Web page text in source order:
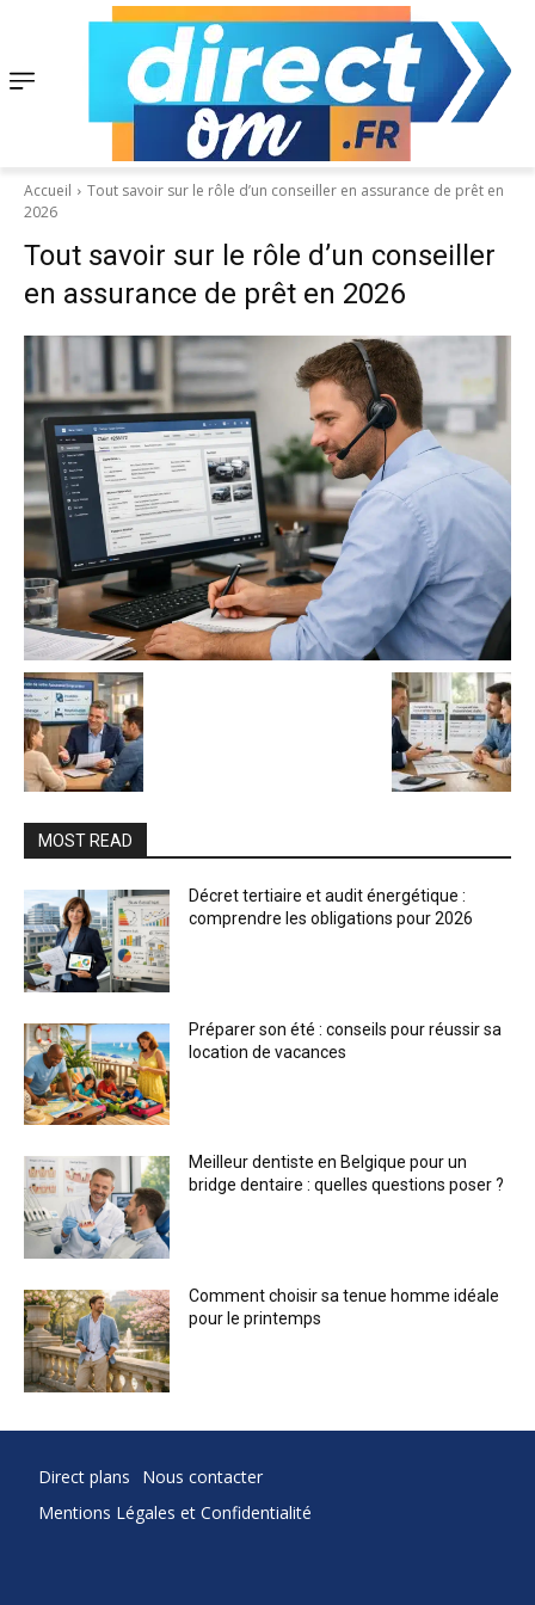
Accueil
Tout savoir sur le rôle d’un conseiller en assurance de prêt en
2026
Tout savoir sur le rôle d’un conseiller
en assurance de prêt en 2026
MOST READ
Décret tertiaire et audit énergétique :
comprendre les obligations pour 2026
Préparer son été : conseils pour réussir sa
location de vacances
Meilleur dentiste en Belgique pour un
bridge dentaire : quelles questions poser ?
Comment choisir sa tenue homme idéale
pour le printemps
Direct plans
Nous contacter
Mentions Légales et Confidentialité